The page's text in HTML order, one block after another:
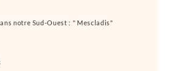
notre Sud-Ouest : " Mescladis"